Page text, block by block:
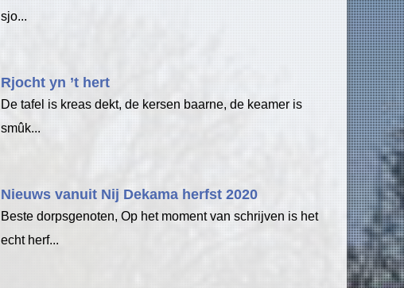
sjo...
Rjocht yn ’t hert
De tafel is kreas dekt, de kersen baarne, de keamer is
smûk...
Nieuws vanuit Nij Dekama herfst 2020
Beste dorpsgenoten, Op het moment van schrijven is het
echt herf...